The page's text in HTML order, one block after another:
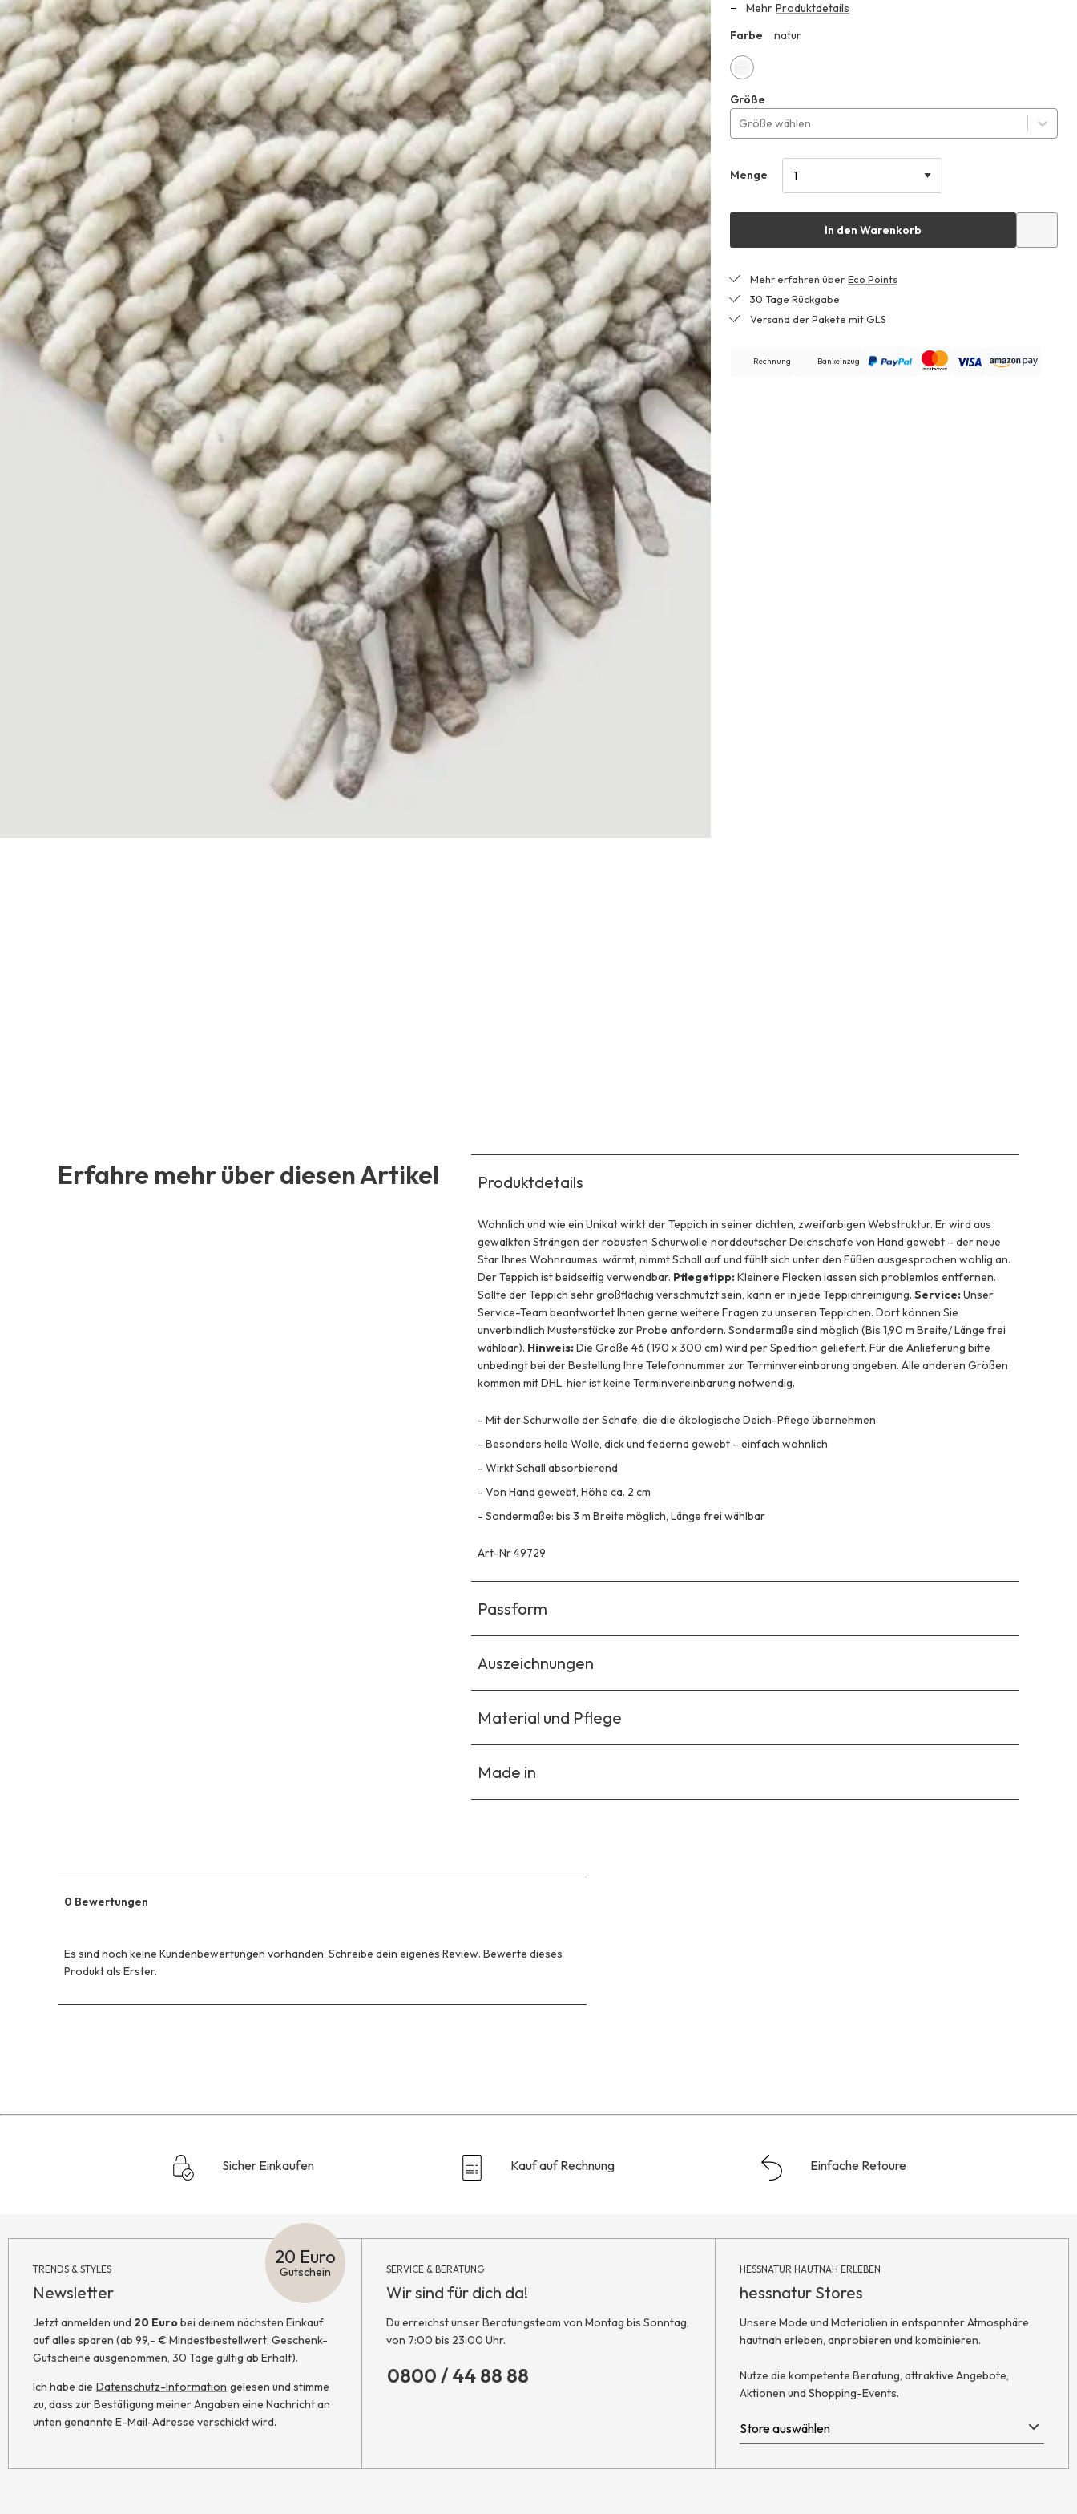
Mehr Produktdetails
Farbe
natur
Größe
Größe wählen
Menge
In den Warenkorb
Mehr erfahren über Eco Points
30 Tage Rückgabe
Versand der Pakete mit GLS
Rechnung Bankeinzug
Erfahre mehr über diesen Artikel Produktdetails
Wohnlich und wie ein Unikat wirkt der Teppich in seiner dichten, zweifarbigen Webstruktur. Er wird aus
gewalkten Strängen der robusten Schurwolle norddeutscher Deichschafe von Hand gewebt – der neue
Star Ihres Wohnraumes: wärmt, nimmt Schall auf und fühlt sich unter den Füßen ausgesprochen wohlig an.
Der Teppich ist beidseitig verwendbar. Pflegetipp:Kleinere Flecken lassen sich problemlos entfernen.
Sollte der Teppich sehr großflächig verschmutzt sein, kann er in jede Teppichreinigung. Service:Unser
Service-Team beantwortet Ihnen gerne weitere Fragen zu unseren Teppichen. Dort können Sie
unverbindlich Musterstücke zur Probe anfordern. Sondermaße sind möglich (Bis 1,90 m Breite/ Länge frei
wählbar). Hinweis:Die Größe 46 (190 x 300 cm) wird per Spedition geliefert. Für die Anlieferung bitte
unbedingt bei der Bestellung Ihre Telefonnummer zur Terminvereinbarung angeben. Alle anderen Größen
kommen mit DHL, hier ist keine Terminvereinbarung notwendig.
- Mit der Schurwolle der Schafe, die die ökologische Deich-Pflege übernehmen
- Besonders helle Wolle, dick und federnd gewebt – einfach wohnlich
- Wirkt Schall absorbierend
- Von Hand gewebt, Höhe ca. 2 cm
- Sondermaße: bis 3 m Breite möglich, Länge frei wählbar
Art-Nr 49729
Passform
Auszeichnungen
Material und Pflege
Made in
0 Bewertungen
Es sind noch keine Kundenbewertungen vorhanden. Schreibe dein eigenes Review. Bewerte dieses
Produkt als Erster.
Sicher Einkaufen Kauf auf Rechnung Einfache Retoure
TRENDS & STYLES
Newsletter
20 Euro
Gutschein
Jetzt anmelden und 20 Eurobei deinem nächsten Einkauf
auf alles sparen (ab 99,- € Mindestbestellwert, Geschenk-
Gutscheine ausgenommen, 30 Tage gültig ab Erhalt).
Ich habe die Datenschutz-Information gelesen und stimme
zu, dass zur Bestätigung meiner Angaben eine Nachricht an
unten genannte E-Mail-Adresse verschickt wird.
SERVICE & BERATUNG
Wir sind für dich da!
Du erreichst unser Beratungsteam von Montag bis Sonntag,
von 7:00 bis 23:00 Uhr.
0800 / 44 88 88
HESSNATUR HAUTNAH ERLEBEN
hessnatur Stores
Unsere Mode und Materialien in entspannter Atmosphäre
hautnah erleben, anprobieren und kombinieren.
Nutze die kompetente Beratung, attraktive Angebote,
Aktionen und Shopping-Events.